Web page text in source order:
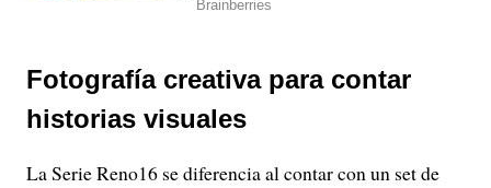
Fotografía creativa para contar
historias visuales
La Serie Reno16 se diferencia al contar con un set de